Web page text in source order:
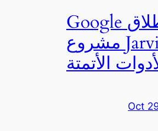
Google تستعد لإطلاق
مشروع Jarvis، منافساً ذكياً
الأتمتة
Oct